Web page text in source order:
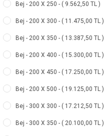
Bej - 200 X 250 - ( 9.562,50 TL )
Bej - 200 X 300 - ( 11.475,00 TL )
Bej - 200 X 350 - ( 13.387,50 TL )
Bej - 200 X 400 - ( 15.300,00 TL )
Bej - 200 X 450 - ( 17.250,00 TL )
Bej - 200 X 500 - ( 19.125,00 TL )
Bej - 300 X 300 - ( 17.212,50 TL )
Bej - 300 X 350 - ( 20.100,00 TL )